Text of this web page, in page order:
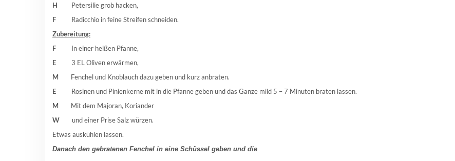
H Petersilie grob hacken,
F Radicchio in feine Streifen schneiden.
Zubereitung:
F In einer heißen Pfanne,
E 3 EL Oliven erwärmen,
M
Fenchel und Knoblauch dazu geben und kurz anbraten.
E Rosinen und Pinienkerne mit in die Pfanne geben und das Ganze mild 5 – 7 Minuten braten lassen.
M
Mit dem Majoran, Koriander
W und einer PriseSalz würzen.
Etwas auskühlen lassen.
Danach den gebratenen Fenchel in eine Schüssel geben und die